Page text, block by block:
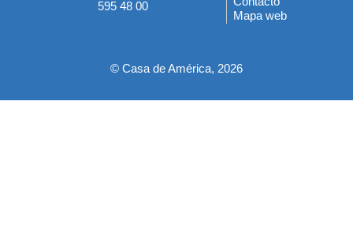
595 48 00
pie
Mapa web
© Casa de América, 2026